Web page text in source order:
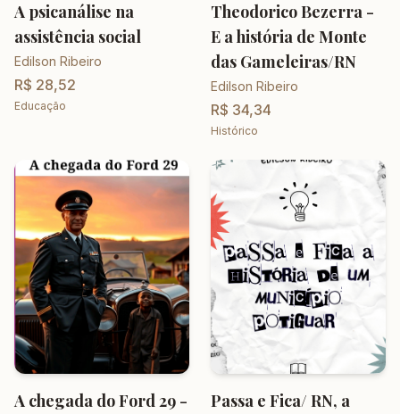
A psicanálise na
assistência social
Edilson Ribeiro
R$ 28,52
Educação
Theodorico Bezerra -
E a história de Monte
das Gameleiras/RN
Edilson Ribeiro
R$ 34,34
Histórico
A chegada do Ford 29 -
Passa e Fica/ RN, a